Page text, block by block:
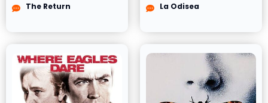
The Return La Odisea